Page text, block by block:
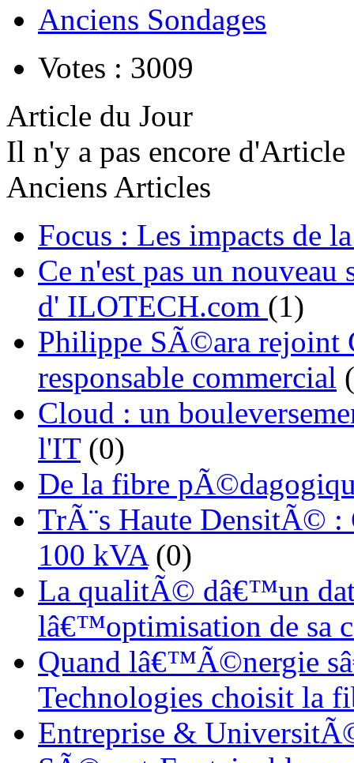
Anciens Sondages
Votes : 3009
Article du Jour
Il n'y a pas encore d'Article
Anciens Articles
Focus : Les impacts de
Ce n'est pas un
d' ILOTECH.com (1)
Philippe SÃ©ara rejoint
responsable commercial
Cloud : un
l'IT(0)
De la fibre
TrÃ¨s Haute DensitÃ© :
100 kVA(0)
La qualitÃ© dâ€™un
lâ€™optimisation de sa
Quand lâ€™Ã©nergie
Technologies choisit la
Entreprise &